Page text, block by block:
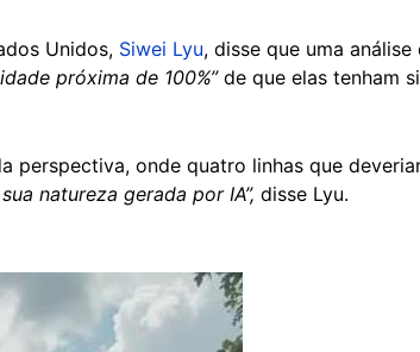
Unidos, Siwei Lyu, disse que uma análise
próxima de 100%”de que elas tenham
perspectiva, onde quatro linhas que
natureza gerada por IA”, disse Lyu.